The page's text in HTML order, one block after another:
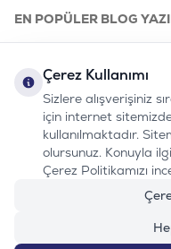
1.899TL
EN POPÜLER BLOG
KURUMSAL
bizi takip edin:
Instagram
Youtube
TiktokFacebook
Linkedin
www.evinemama.com
Çerez Kullanımı
Sizlere alışverişiniz
için internet
kullanılmaktadır.
olursunuz. Konuyla
Çerez Politikamızı